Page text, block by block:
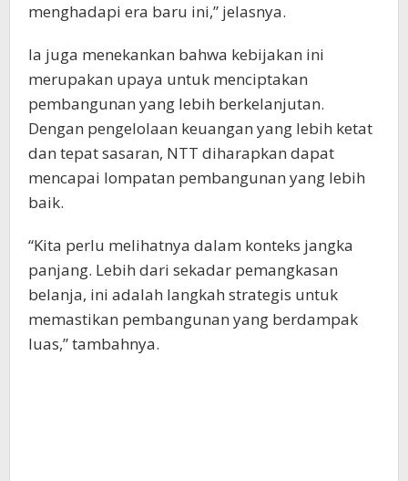
menghadapi era baru ini,” jelasnya.
Ia juga menekankan bahwa kebijakan ini
merupakan upaya untuk menciptakan
pembangunan yang lebih berkelanjutan.
Dengan pengelolaan keuangan yang lebih ketat
dan tepat sasaran, NTT diharapkan dapat
mencapai lompatan pembangunan yang lebih
baik.
“Kita perlu melihatnya dalam konteks jangka
panjang. Lebih dari sekadar pemangkasan
belanja, ini adalah langkah strategis untuk
memastikan pembangunan yang berdampak
luas,” tambahnya.